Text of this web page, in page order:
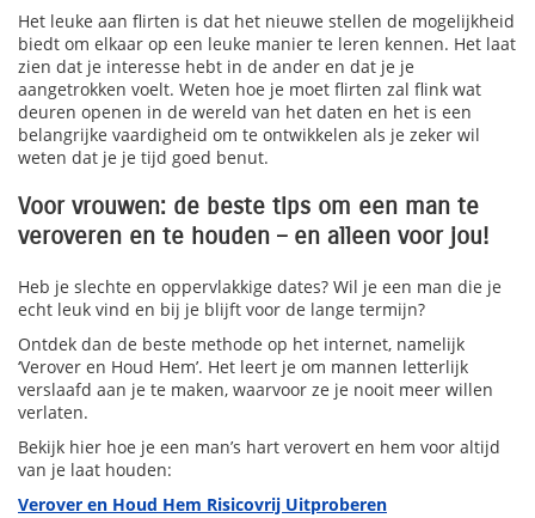
Het leuke aan flirten is dat het nieuwe stellen de mogelijkheid
biedt om elkaar op een leuke manier te leren kennen. Het laat
zien dat je interesse hebt in de ander en dat je je
aangetrokken voelt. Weten hoe je moet flirten zal flink wat
deuren openen in de wereld van het daten en het is een
belangrijke vaardigheid om te ontwikkelen als je zeker wil
weten dat je je tijd goed benut.
Voor vrouwen: de beste tips om een man te
veroveren en te houden – en alleen voor jou!
Heb je slechte en oppervlakkige dates? Wil je een man die je
echt leuk vind en bij je blijft voor de lange termijn?
Ontdek dan de beste methode op het internet, namelijk
‘Verover en Houd Hem’. Het leert je om mannen letterlijk
verslaafd aan je te maken, waarvoor ze je nooit meer willen
verlaten.
Bekijk hier hoe je een man’s hart verovert en hem voor altijd
van je laat houden:
Verover en Houd Hem Risicovrij Uitproberen